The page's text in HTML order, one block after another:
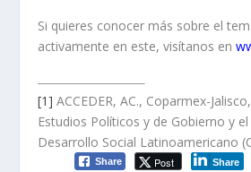
Si quieres conocer más sobre el
activamente en este, visítanos en
[1] ACCEDER, AC., Coparmex-
Estudios Políticos y de Gobierno y
Desarrollo Social Latinoamericano
Share Post Share